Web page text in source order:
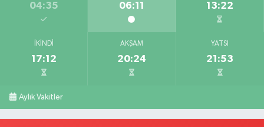
04:35 06:11 13:22
İKINDI
17:12
AKŞAM
20:24
YATSI
21:53
Aylık Vakitler